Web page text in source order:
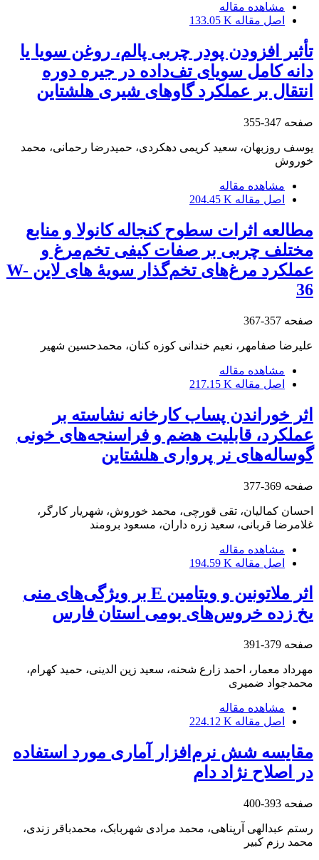
مشاهده مقاله
اصل مقاله 133.05 K
تأثیر افزودن پودر چربی پالم، روغن سویا یا
دانه کامل سویای تف‌داده در جیره دوره
انتقال بر عملکرد گاوهای شیری هلشتاین
صفحه 347-355
یوسف روزبهان، سعید کریمی دهکردی، حمیدرضا رحمانی، محمد
خوروش
مشاهده مقاله
اصل مقاله 204.45 K
مطالعه اثرات سطوح کنجاله کانولا و منابع
مختلف چربی بر صفات کیفی تخم‌مرغ و
عملکرد مرغ‌های تخم‌گذار سویۀ های لاین W-
36
صفحه 357-367
علیرضا صفامهر، نعیم خندانی کوزه کنان، محمدحسین شهیر
مشاهده مقاله
اصل مقاله 217.15 K
اثر خوراندن پساب کارخانه نشاسته بر
عملکرد، قابلیت هضم و فراسنجه‌های خونی
گوساله‌های نر پرواری هلشتاین
صفحه 369-377
احسان کمالیان، تقی قورچی، محمد خوروش، شهریار کارگر،
غلامرضا قربانی، سعید زره داران، مسعود برومند
مشاهده مقاله
اصل مقاله 194.59 K
اثر ملاتونین و ویتامین E بر ویژگی‌های منی
یخ زده خروس‌های بومی استان فارس
صفحه 379-391
مهرداد معمار، احمد زارع شحنه، سعید زین الدینی، حمید کهرام،
محمدجواد ضمیری
مشاهده مقاله
اصل مقاله 224.12 K
مقایسه شش نر‌م‌افزار آماری مورد استفاده
در اصلاح نژاد دام
صفحه 393-400
رستم عبدالهی آرپناهی، محمد مرادی شهربابک، محمدباقر زندی،
محمد رزم کبیر